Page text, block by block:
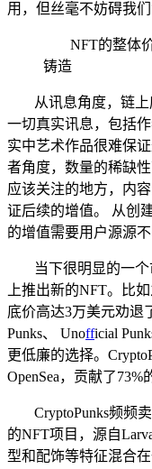
用，但丝毫不妨碍我们
NFT的整体
铸造
从讯息角度，链
一切真实讯息，包括
实中艺术作品很难保
者角度，数量的稀缺
应该关注的地方，内
证后续的增值。 从创
的增值需要用户源源
当下很明显的一
上推出新的NFT。比如
底价高达3万美元劝退
Punks、 Unofficial
更低廉的选择。
OpenSea，贡献了73%
CryptoPunks频频
的NFT项目，源自
型和配饰等特征混合